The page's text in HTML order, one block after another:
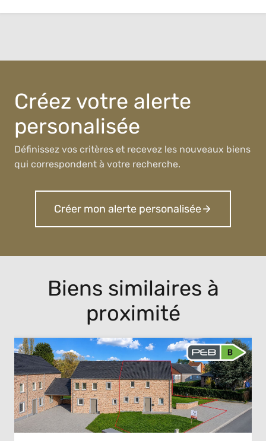
Créez votre alerte
personalisée
Définissez vos critères et recevez les nouveaux biens
qui correspondent à votre recherche.
Créer mon alerte personalisée
Biens similaires à
proximité